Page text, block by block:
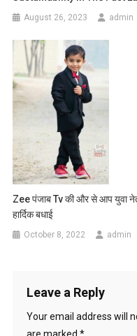
August 26, 2023 admin
Zee पंजाब Tv की और से आप युवा
हार्दिक बधाई
October 8, 2022 admin
Leave a Reply
Your email address will